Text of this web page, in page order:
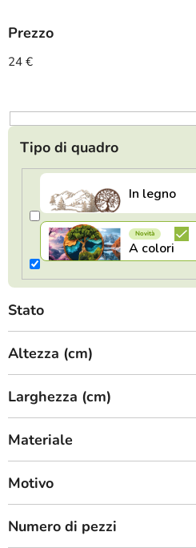
m
e
n
o
d
t
t
i
Prezzo
24 €
Tipo di quadro
Stato
Altezza (cm)
Larghezza (cm)
Materiale
Motivo
Numero di pezzi